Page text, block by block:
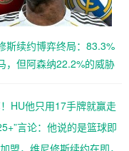
斯续约博弈终局：83.3%
，但阿森纳22.2%的威胁
路！【EV扑克官网】
HU他只用17手牌就赢走
言论：他说的是篮球即
官网】
盟，维尼修斯续约在即，